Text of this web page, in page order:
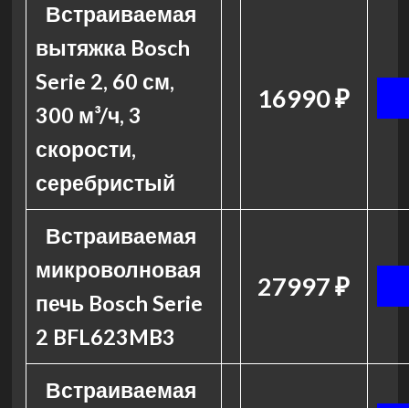
Встраиваемая
вытяжка Bosch
Serie 2, 60 см,
300 м³/ч, 3
скорости,
серебристый
16990 ₽
Встраиваемая
микроволновая
печь Bosch Serie
2 BFL623MB3
27997 ₽
Встраиваемая